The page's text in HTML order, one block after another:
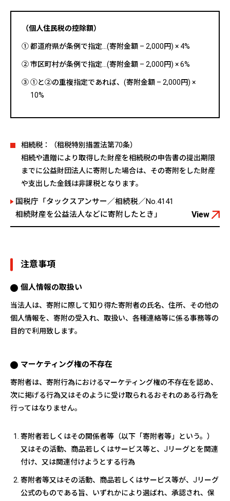
（個人住民税の控除額）
① 都道府県が条例で指定…(寄附金額 – 2,000円) × 4%
② 市区町村が条例で指定…(寄附金額 – 2,000円) × 6%
③ ①と②の重複指定であれば、(寄附金額 – 2,000円) ×
10%
相続税：（租税特別措置法第70条）
相続や遺贈により取得した財産を相続税の申告書の提出期限
までに公益財団法人に寄附した場合は、その寄附をした財産
や支出した金銭は非課税となります。
国税庁「タックスアンサー／相続税／No.4141
相続財産を公益法人などに寄附したとき」
View
注意事項
個人情報の取扱い
当法人は、寄附に際して知り得た寄附者の氏名、住所、その他の
個人情報を、寄附の受入れ、取扱い、各種連絡等に係る事務等の
目的で利用致します。
マーケティング権の不存在
寄附者は、寄附行為におけるマーケティング権の不存在を認め、
次に掲げる行為又はそのように受け取られるおそれのある行為を
行ってはなりません。
寄附者若しくはその関係者等（以下「寄附者等」という。）
又はその活動、商品若しくはサービス等と、Jリーグとを関連
付け、又は関連付けようとする行為
寄附者等又はその活動、商品若しくはサービス等が、Jリーグ
公式のものである旨、いずれかにより選ばれ、承認され、保